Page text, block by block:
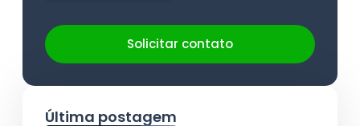
Solicitar contato
Última postagem